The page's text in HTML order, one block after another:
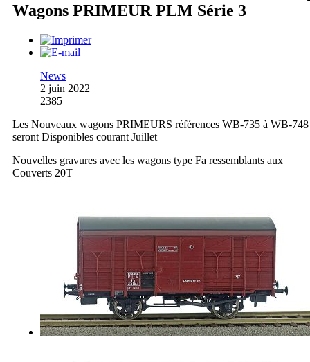
Wagons PRIMEUR PLM Série 3
News
2 juin 2022
2385
Les Nouveaux wagons PRIMEURS références WB-735 à WB-748
seront Disponibles courant Juillet
Nouvelles gravures avec les wagons type Fa ressemblants aux
Couverts 20T